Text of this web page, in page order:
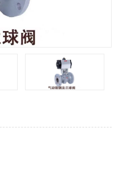
东光止回阀
东光电动调节阀